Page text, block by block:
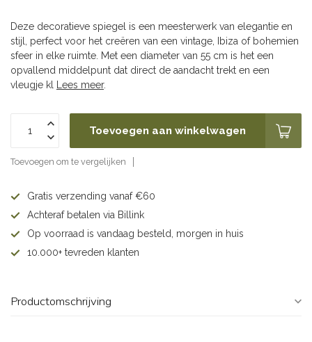
Deze decoratieve spiegel is een meesterwerk van elegantie en
stijl, perfect voor het creëren van een vintage, Ibiza of bohemien
sfeer in elke ruimte. Met een diameter van 55 cm is het een
opvallend middelpunt dat direct de aandacht trekt en een
vleugje kl
Lees meer.
Toevoegen aan winkelwagen
Toevoegen om te vergelijken
Gratis verzending vanaf €60
Achteraf betalen via Billink
Op voorraad is vandaag besteld, morgen in huis
10.000+ tevreden klanten
Productomschrijving